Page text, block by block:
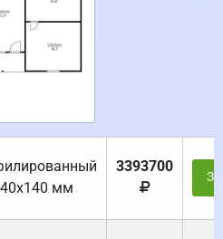
мм
3393700